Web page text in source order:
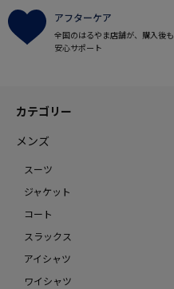
アフターケア
全国のはるやま店舗が、購入後も
安心サポート
カテゴリー
メンズ
スーツ
ジャケット
コート
スラックス
アイシャツ
ワイシャツ